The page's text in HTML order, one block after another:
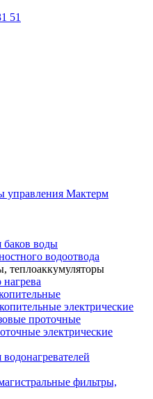
51
управления Мактерм
воды
водоотвода
теплоаккумуляторы
электрические
проточные
электрические
фильтры,